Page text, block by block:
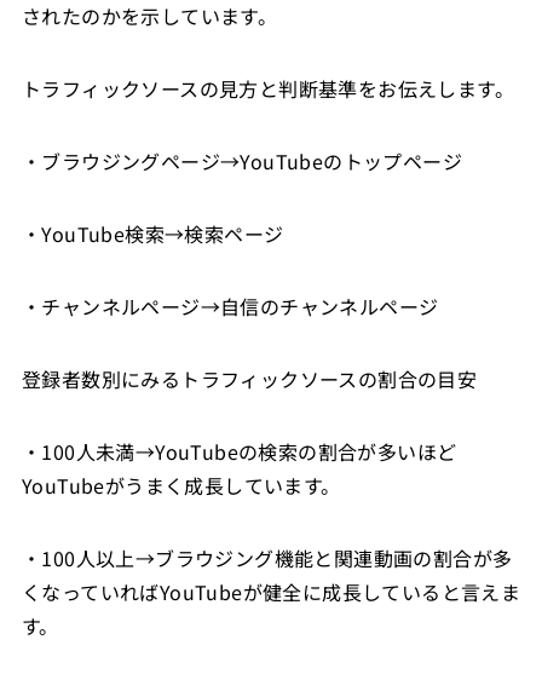
されたのかを示しています。
トラフィックソースの見方と判断基準をお伝えします。
・ブラウジングページ→YouTubeのトップページ
・YouTube検索→検索ページ
・チャンネルページ→自信のチャンネルページ
登録者数別にみるトラフィックソースの割合の目安
・100人未満→YouTubeの検索の割合が多いほど
YouTubeがうまく成長しています。
・100人以上→ブラウジング機能と関連動画の割合が多
くなっていればYouTubeが健全に成長していると言えま
す。